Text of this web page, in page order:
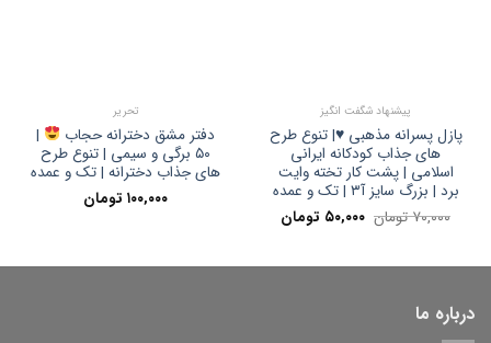
پیشنهاد شگفت انگیز
پازل پسرانه مذهبی ♥️| تنوع طرح
های جذاب کودکانه ایرانی
اسلامی | پشت کار تخته وایت
برد | بزرگ سایز آ۳ | تک و عمده
۷۰,۰۰۰تومان قیمت
اصلی:
۵۰,۰۰۰ تومان
تحریر
دفتر مشق دخترانه حجاب
|
۵۰ برگی و سیمی | تنوع طرح
های جذاب دخترانه | تک و عمده
۱۰۰,۰۰۰ تومان
درباره ما